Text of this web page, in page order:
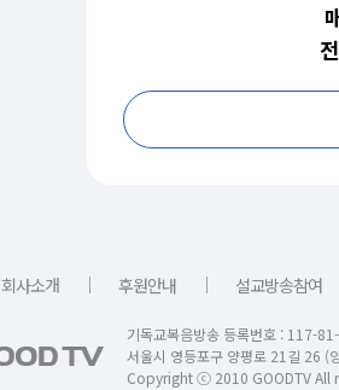
회사소개 ｜ 후원안내 ｜ 설교방송참여
기독교복음방송 등록번호 : 117-
서울시 영등포구 양평로 21길 26
Copyright ⓒ 2010 GOODTV All